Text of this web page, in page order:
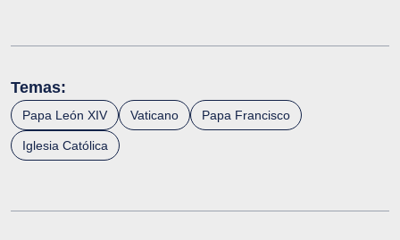
Temas:
Papa León XIV Vaticano Papa Francisco
Iglesia Católica